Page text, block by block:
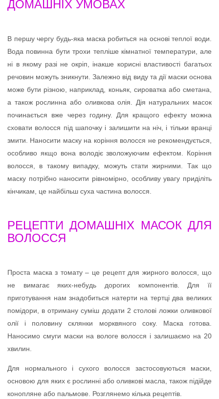
ДОМАШНІХ УМОВАХ
В першу чергу будь-яка маска робиться на основі теплої води.
Вода повинна бути трохи тепліше кімнатної температури, але
ні в якому разі не окріп, інакше корисні властивості багатьох
речовин можуть зникнути. Залежно від виду та дії маски основа
може бути різною, наприклад, коньяк, сироватка або сметана,
а також рослинна або оливкова олія. Дія натуральних масок
починається вже через годину. Для кращого ефекту можна
сховати волосся під шапочку і залишити на ніч, і тільки вранці
змити. Наносити маску на коріння волосся не рекомендується,
особливо якщо вона володіє зволожуючим ефектом. Коріння
волосся, в такому випадку, можуть стати жирними. Так що
маску потрібно наносити рівномірно, особливу увагу приділіть
кінчикам, це найбільш суха частина волосся.
РЕЦЕПТИ ДОМАШНІХ МАСОК ДЛЯ
ВОЛОССЯ
Проста маска з томату – це рецепт для жирного волосся, що
не вимагає яких-небудь дорогих компонентів. Для її
приготування нам знадобиться натерти на тертці два великих
помідори, в отриману суміш додати 2 столові ложки оливкової
олії і половину склянки морквяного соку. Маска готова.
Наносимо смуги маски на вологе волосся і залишаємо на 20
хвилин.
Для нормального і сухого волосся застосовуються маски,
основою для яких є рослинні або оливкові масла, також підійде
конопляне або пальмове. Розглянемо кілька рецептів.